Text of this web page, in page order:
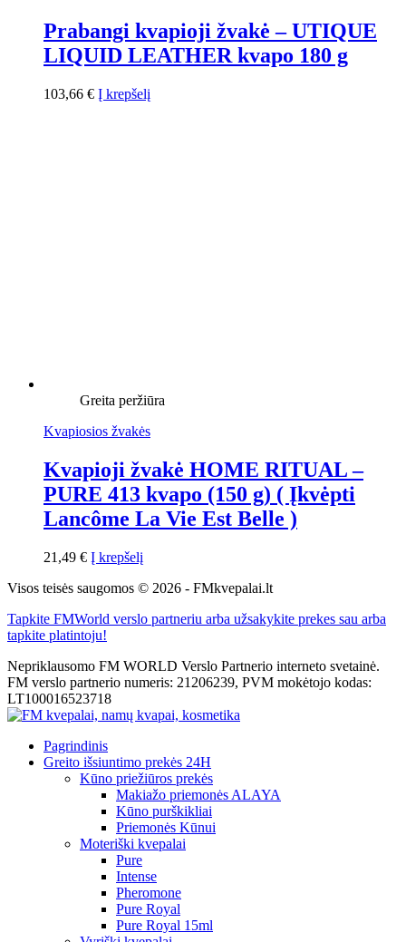
Prabangi kvapioji žvakė – UTIQUE
LIQUID LEATHER kvapo 180 g
103,66 € Į krepšelį
Greita peržiūra
Kvapiosios žvakės
Kvapioji žvakė HOME RITUAL –
PURE 413 kvapo (150 g) ( Įkvėpti
Lancôme La Vie Est Belle )
21,49 € Į krepšelį
Visos teisės saugomos © 2026 - FMkvepalai.lt
Tapkite FMWorld verslo partneriu arba užsakykite prekes sau arba
tapkite platintoju!
Nepriklausomo FM WORLD Verslo Partnerio interneto svetainė.
FM verslo partnerio numeris: 21206239, PVM mokėtojo kodas:
LT100016523718
Pagrindinis
Greito išsiuntimo prekės 24H
Kūno priežiūros prekės
Makiažo priemonės ALAYA
Kūno purškikliai
Priemonės Kūnui
Moteriški kvepalai
Pure
Intense
Pheromone
Pure Royal
Pure Royal 15ml